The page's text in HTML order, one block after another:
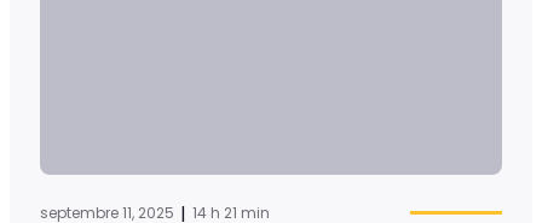
septembre 11, 2025 | 14 h 21 min